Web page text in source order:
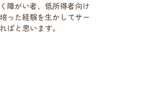
障がい者、低所得者向け
った経験を生かしてサー
ばと思います。